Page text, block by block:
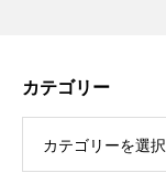
カテゴリー
カテゴリーを選択